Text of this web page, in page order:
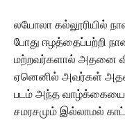
லயோலா கல்லூரியில்
போது ஈழத்தைப்பற்றி
மற்றவர்களால் அதனை
ஏனெனில் அவர்கள்
படம் அந்த வாழ்க்கையை
சமரசமும் இல்லாமல்